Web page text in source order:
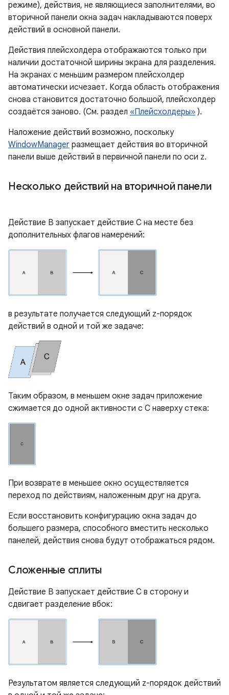
режиме), действия, не являющиеся заполнителями, во
вторичной панели окна задач накладываются поверх
действий в основной панели.
Действия плейсхолдера отображаются только при
наличии достаточной ширины экрана для разделения.
На экранах с меньшим размером плейсхолдер
автоматически исчезает. Когда область отображения
снова становится достаточно большой, плейсхолдер
создаётся заново. (См. раздел «Плейсхолдеры» ).
Наложение действий возможно, поскольку
WindowManager размещает действия во вторичной
панели выше действий в первичной панели по оси z.
Несколько действий на вторичной панели
Действие B запускает действие C на месте без
дополнительных флагов намерений:
в результате получается следующий z-порядок
действий в одной и той же задаче:
Таким образом, в меньшем окне задач приложение
сжимается до одной активности с C наверху стека:
При возврате в меньшее окно осуществляется
переход по действиям, наложенным друг на друга.
Если восстановить конфигурацию окна задач до
большего размера, способного вместить несколько
панелей, действия снова будут отображаться рядом.
Сложенные сплиты
Действие B запускает действие C в сторону и
сдвигает разделение вбок:
Результатом является следующий z-порядок действий